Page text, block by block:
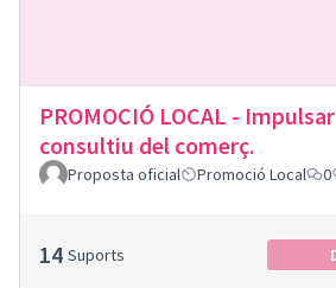
PROMOCIÓ LOCAL -
consultiu del comerç.
Proposta oficial Promoció Local 0
14 Suports